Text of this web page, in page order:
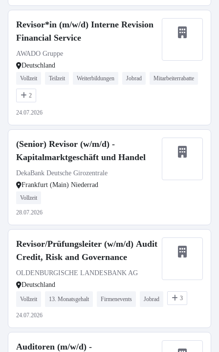
Revisor*in (m/w/d) Interne Revision
Financial Service
AWADO Gruppe
Deutschland
Vollzeit Teilzeit Weiterbildungen Jobrad Mitarbeiterrabatte
2
24.07.2026
(Senior) Revisor (w/m/d) -
Kapitalmarktgeschäft und Handel
DekaBank Deutsche Girozentrale
Frankfurt (Main) Niederrad
Vollzeit
28.07.2026
Revisor/Prüfungsleiter (w/m/d) Audit
Credit, Risk and Governance
OLDENBURGISCHE LANDESBANK AG
Deutschland
Vollzeit 13. Monatsgehalt Firmenevents Jobrad 3
24.07.2026
Auditoren (m/w/d) -